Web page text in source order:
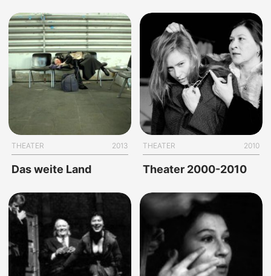
THEATER 2013
Das weite Land
THEATER 2010
Theater 2000-2010